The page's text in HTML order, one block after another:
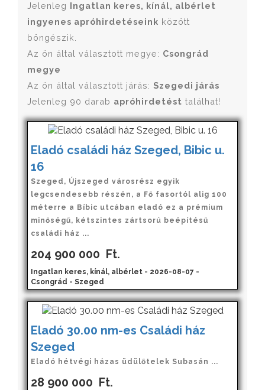
Jelenleg Ingatlan keres, kínál, albérlet
ingyenes apróhirdetéseink között
böngészik.
Az ön által választott megye: Csongrád
megye
Az ön által választott járás: Szegedi járás
Jelenleg 90 darab apróhirdetést találhat!
Eladó családi ház Szeged, Bibic u.
16
Szeged, Újszeged városrész egyik
legcsendesebb részén, a Fő fasortól alig 100
méterre a Bíbic utcában eladó ez a prémium
minőségű, kétszintes zártsorú beépítésű
családi ház ...
204 900 000 Ft.
Ingatlan keres, kínál, albérlet - 2026-08-07 -
Csongrád - Szeged
Eladó 30.00 nm-es Családi ház
Szeged
Eladó hétvégi házas üdülőtelek Subasán ...
28 900 000 Ft.